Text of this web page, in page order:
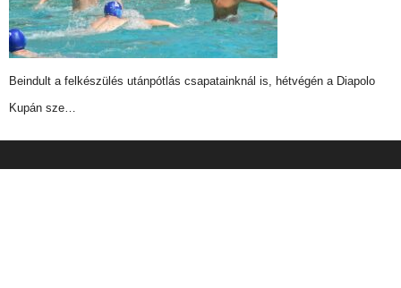
Beindult a felkészülés utánpótlás csapatainknál is, hétvégén a Diapolo
Kupán sze…